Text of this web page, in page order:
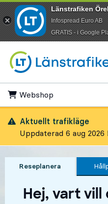
Webshop
Aktuellt trafikläge
Uppdaterad 6 aug 2026
Reseplanera
Hej, vart vill
Länstrafiken
Infospread Euro AB
​GRATIS - i Google